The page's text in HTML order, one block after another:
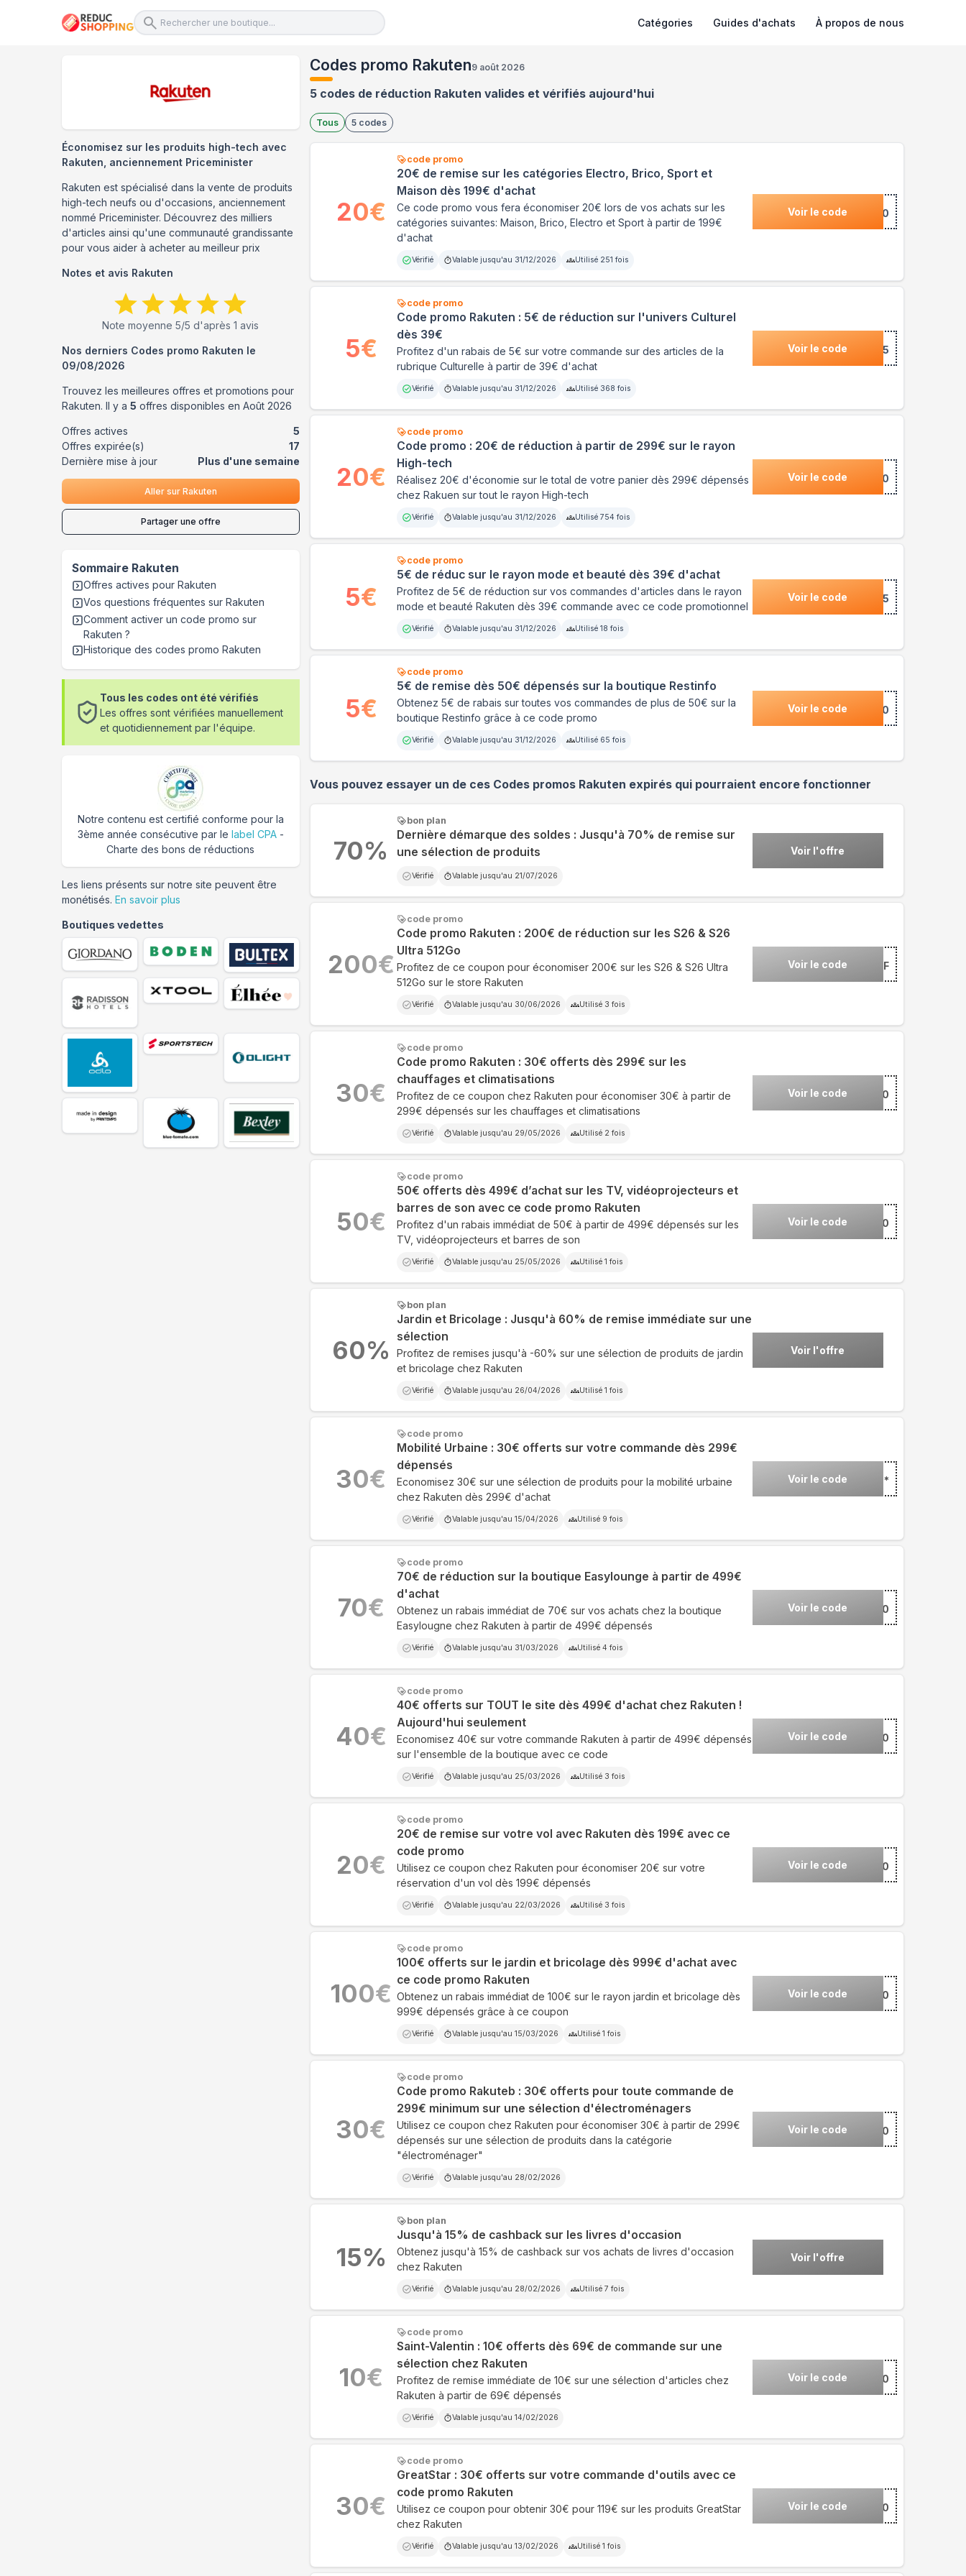
Catégories Guides d'achats À propos de nous
Codes promo Rakuten9 août 2026
5 codes de réduction Rakuten valides et vérifiés aujourd'hui
Tous 5 codes
code promo
20€ de remise sur les catégories Electro, Brico, Sport et
Maison dès 199€ d'achat
Ce code promo vous fera économiser 20€ lors de vos achats sur les
catégories suivantes: Maison, Brico, Electro et Sport à partir de 199€
d'achat
Vérifié Valable jusqu'au 31/12/2026 Utilisé 251 fois
Voir le code***SON20
20€
code promo
Code promo Rakuten : 5€ de réduction sur l'univers Culturel
dès 39€
Profitez d'un rabais de 5€ sur votre commande sur des articles de la
rubrique Culturelle à partir de 39€ d'achat
Vérifié Valable jusqu'au 31/12/2026 Utilisé 368 fois
Voir le code***TUREL5
5€
code promo
Code promo : 20€ de réduction à partir de 299€ sur le rayon
High-tech
Réalisez 20€ d'économie sur le total de votre panier dès 299€ dépensés
chez Rakuen sur tout le rayon High-tech
Vérifié Valable jusqu'au 31/12/2026 Utilisé 754 fois
Voir le code ***0
20€
code promo
5€ de réduc sur le rayon mode et beauté dès 39€ d'achat
Profitez de 5€ de réduction sur vos commandes d'articles dans le rayon
mode et beauté Rakuten dès 39€ commande avec ce code promotionnel
Vérifié Valable jusqu'au 31/12/2026 Utilisé 18 fois
Voir le code ***E5
5€
code promo
5€ de remise dès 50€ dépensés sur la boutique Restinfo
Obtenez 5€ de rabais sur toutes vos commandes de plus de 50€ sur la
boutique Restinfo grâce à ce code promo
Vérifié Valable jusqu'au 31/12/2026 Utilisé 65 fois
Voir le code ***550
5€
Vous pouvez essayer un de ces Codes promos Rakuten expirés qui pourraient encore fonctionner
bon plan
Dernière démarque des soldes : Jusqu'à 70% de remise sur
une sélection de produits
Vérifié Valable jusqu'au 21/07/2026
Voir l'offre
70%
code promo
Code promo Rakuten : 200€ de réduction sur les S26 & S26
Ultra 512Go
Profitez de ce coupon pour économiser 200€ sur les S26 & S26 Ultra
512Go sur le store Rakuten
Vérifié Valable jusqu'au 30/06/2026 Utilisé 3 fois
Voir le code ***26F
200€
code promo
Code promo Rakuten : 30€ offerts dès 299€ sur les
chauffages et climatisations
Profitez de ce coupon chez Rakuten pour économiser 30€ à partir de
299€ dépensés sur les chauffages et climatisations
Vérifié Valable jusqu'au 29/05/2026 Utilisé 2 fois
Voir le code***ID30
30€
code promo
50€ offerts dès 499€ d’achat sur les TV, vidéoprojecteurs et
barres de son avec ce code promo Rakuten
Profitez d'un rabais immédiat de 50€ à partir de 499€ dépensés sur les
TV, vidéoprojecteurs et barres de son
Vérifié Valable jusqu'au 25/05/2026 Utilisé 1 fois
Voir le code ***0
50€
bon plan
Jardin et Bricolage : Jusqu'à 60% de remise immédiate sur une
sélection
Profitez de remises jusqu'à -60% sur une sélection de produits de jardin
et bricolage chez Rakuten
Vérifié Valable jusqu'au 26/04/2026 Utilisé 1 fois
Voir l'offre
60%
code promo
Mobilité Urbaine : 30€ offerts sur votre commande dès 299€
dépensés
Economisez 30€ sur une sélection de produits pour la mobilité urbaine
chez Rakuten dès 299€ d'achat
Vérifié Valable jusqu'au 15/04/2026 Utilisé 9 fois
Voir le code*** offerts*
30€
code promo
70€ de réduction sur la boutique Easylounge à partir de 499€
d'achat
Obtenez un rabais immédiat de 70€ sur vos achats chez la boutique
Easylougne chez Rakuten à partir de 499€ dépensés
Vérifié Valable jusqu'au 31/03/2026 Utilisé 4 fois
Voir le code ***B70
70€
code promo
40€ offerts sur TOUT le site dès 499€ d'achat chez Rakuten !
Aujourd'hui seulement
Economisez 40€ sur votre commande Rakuten à partir de 499€ dépensés
sur l'ensemble de la boutique avec ce code
Vérifié Valable jusqu'au 25/03/2026 Utilisé 3 fois
Voir le code***UTEN40
40€
code promo
20€ de remise sur votre vol avec Rakuten dès 199€ avec ce
code promo
Utilisez ce coupon chez Rakuten pour économiser 20€ sur votre
réservation d'un vol dès 199€ dépensés
Vérifié Valable jusqu'au 22/03/2026 Utilisé 3 fois
Voir le code ***20
20€
code promo
100€ offerts sur le jardin et bricolage dès 999€ d'achat avec
ce code promo Rakuten
Obtenez un rabais immédiat de 100€ sur le rayon jardin et bricolage dès
999€ dépensés grâce à ce coupon
Vérifié Valable jusqu'au 15/03/2026 Utilisé 1 fois
Voir le code***DIN100
100€
code promo
Code promo Rakuteb : 30€ offerts pour toute commande de
299€ minimum sur une sélection d'électroménagers
Utilisez ce coupon chez Rakuten pour économiser 30€ à partir de 299€
dépensés sur une sélection de produits dans la catégorie
"électroménager"
Vérifié Valable jusqu'au 28/02/2026
Voir le code***CTRO30
30€
bon plan
Jusqu'à 15% de cashback sur les livres d'occasion
Obtenez jusqu'à 15% de cashback sur vos achats de livres d'occasion
chez Rakuten
Vérifié Valable jusqu'au 28/02/2026 Utilisé 7 fois
Voir l'offre
15%
code promo
Saint-Valentin : 10€ offerts dès 69€ de commande sur une
sélection chez Rakuten
Profitez de remise immédiate de 10€ sur une sélection d'articles chez
Rakuten à partir de 69€ dépensés
Vérifié Valable jusqu'au 14/02/2026
Voir le code***NTVAL10
10€
code promo
GreatStar : 30€ offerts sur votre commande d'outils avec ce
code promo Rakuten
Utilisez ce coupon pour obtenir 30€ pour 119€ sur les produits GreatStar
chez Rakuten
Vérifié Valable jusqu'au 13/02/2026 Utilisé 1 fois
Voir le code***AT30
30€
Économisez sur les produits high-tech avec
Rakuten, anciennement Priceminister
Rakuten est spécialisé dans la vente de produits
high-tech neufs ou d'occasions, anciennement
nommé Priceminister. Découvrez des milliers
d'articles ainsi qu'une communauté grandissante
pour vous aider à acheter au meilleur prix
Notes et avis Rakuten
Note moyenne5/5 d'après1 avis
Nos derniers Codes promo Rakuten le
09/08/2026
Trouvez les meilleures offres et promotions pour
Rakuten. Il y a 5 offres disponibles en Août 2026
Offres actives
5
Offres expirée(s)
17
Dernière mise à jour
Plus d'une semaine
Aller sur Rakuten
Partager une offre
Sommaire Rakuten
Offres actives pour Rakuten
Vos questions fréquentes sur Rakuten
Comment activer un code promo sur
Rakuten ?
Historique des codes promo Rakuten
Tous les codes ont été vérifiés
Les offres sont vérifiées manuellement
et quotidiennement par l'équipe.
Notre contenu est certifié conforme pour la
3ème année consécutive par le label CPA-
Charte des bons de réductions
Les liens présents sur notre site peuvent être
monétisés. En savoir plus
Boutiques vedettes